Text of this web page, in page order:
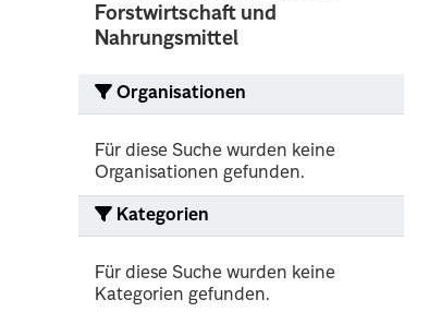
Forstwirtschaft und
Nahrungsmittel
Organisationen
Für diese Suche wurden keine
Organisationen gefunden.
Kategorien
Für diese Suche wurden keine
Kategorien gefunden.